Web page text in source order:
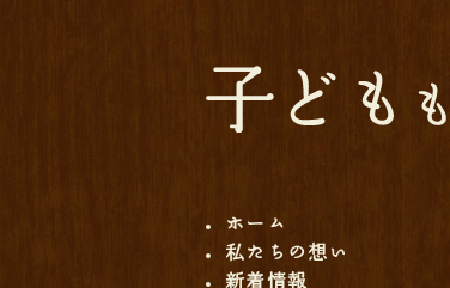
ホーム
私たちの想い
新着情報